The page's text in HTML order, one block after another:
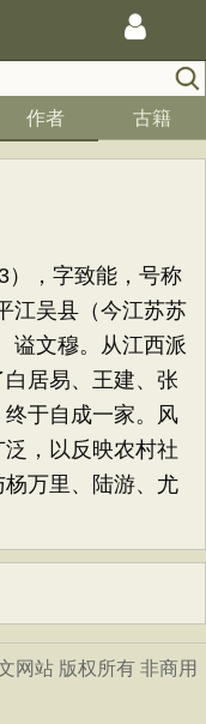
作者 古籍
），字致能，号称
江吴县（今江苏苏
谥文穆。从江西派
居易、王建、张
于自成一家。风
，以反映农村社
万里、陆游、尤
网站 版权所有 非商用